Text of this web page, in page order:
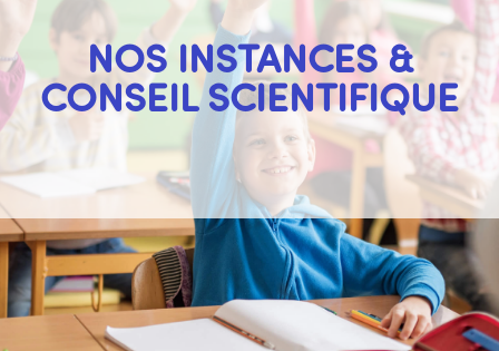
NOS INSTANCES &
CONSEIL SCIENTIFIQUE